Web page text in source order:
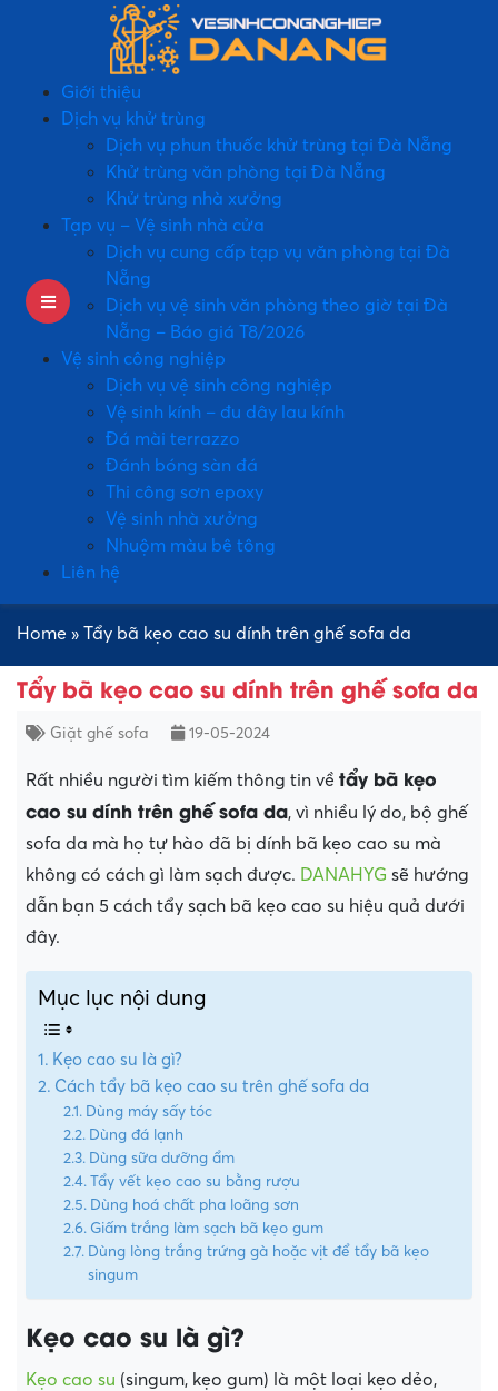
Giới thiệu
Dịch vụ khử trùng
Dịch vụ phun thuốc khử trùng tại Đà Nẵng
Khử trùng văn phòng tại Đà Nẵng
Khử trùng nhà xưởng
Tạp vụ – Vệ sinh nhà cửa
Dịch vụ cung cấp tạp vụ văn phòng tại Đà
Nẵng
Dịch vụ vệ sinh văn phòng theo giờ tại Đà
Nẵng – Báo giá T8/2026
Vệ sinh công nghiệp
Dịch vụ vệ sinh công nghiệp
Vệ sinh kính – đu dây lau kính
Đá mài terrazzo
Đánh bóng sàn đá
Thi công sơn epoxy
Vệ sinh nhà xưởng
Nhuộm màu bê tông
Liên hệ
Home » Tẩy bã kẹo cao su dính trên ghế sofa da
Tẩy bã kẹo cao su dính trên ghế sofa da
Giặt ghế sofa 19-05-2024
Rất nhiều người tìm kiếm thông tin về tẩy bã kẹo
cao su dính trên ghế sofa da, vì nhiều lý do, bộ ghế
sofa da mà họ tự hào đã bị dính bã kẹo cao su mà
không có cách gì làm sạch được. DANAHYG sẽ hướng
dẫn bạn 5 cách tẩy sạch bã kẹo cao su hiệu quả dưới
đây.
Mục lục nội dung
Kẹo cao su là gì?
Cách tẩy bã kẹo cao su trên ghế sofa da
Dùng máy sấy tóc
Dùng đá lạnh
Dùng sữa dưỡng ẩm
Tẩy vết kẹo cao su bằng rượu
Dùng hoá chất pha loãng sơn
Giấm trắng làm sạch bã kẹo gum
Dùng lòng trắng trứng gà hoặc vịt để tẩy bã kẹo
singum
Kẹo cao su là gì?
Kẹo cao su (singum, kẹo gum) là một loại kẹo dẻo,